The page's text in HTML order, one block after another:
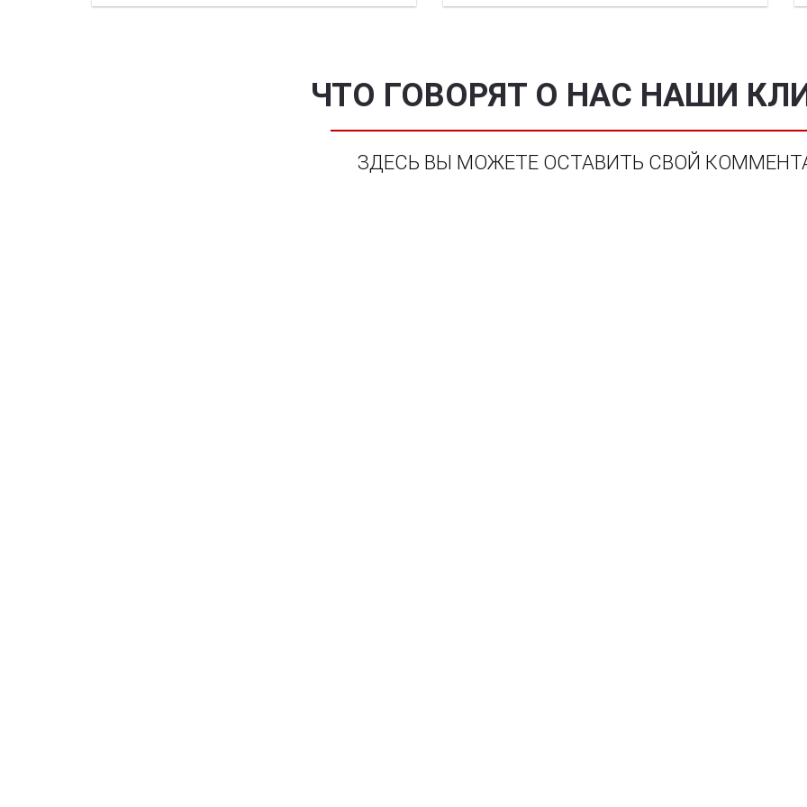
ЧТО ГОВОРЯТ О НАС НАШИ
ЗДЕСЬ ВЫ МОЖЕТЕ ОСТАВИТЬ СВОЙ